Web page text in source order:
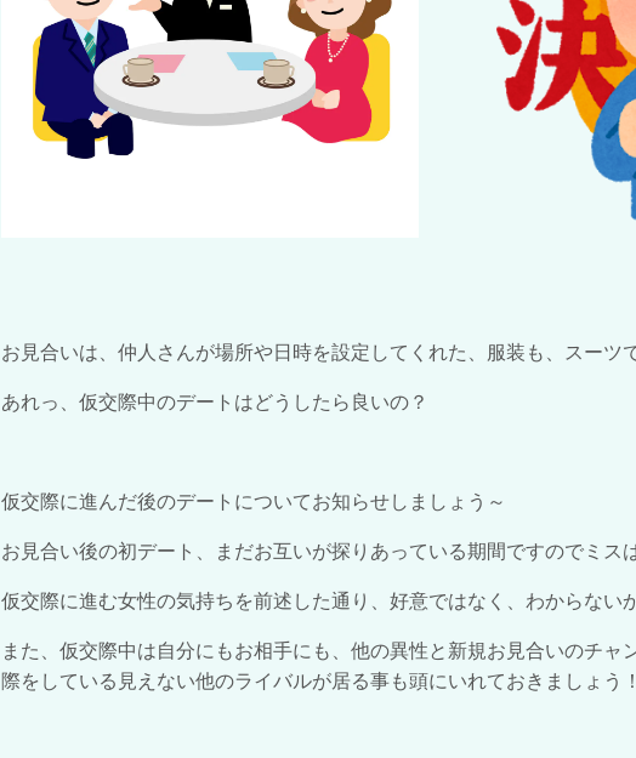
お見合いは、仲人さんが場所や日時を設定してくれた、服装も、スーツ
あれっ、仮交際中のデートはどうしたら良いの？
仮交際に進んだ後のデートについてお知らせしましょう～
お見合い後の初デート、まだお互いが探りあっている期間ですのでミス
仮交際に進む女性の気持ちを前述した通り、好意ではなく、わからない
また、仮交際中は自分にもお相手にも、他の異性と新規お見合いのチャ
際をしている見えない他のライバルが居る事も頭にいれておきましょう！